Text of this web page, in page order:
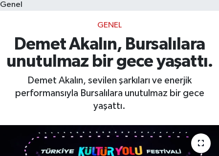
Genel
GENEL
Demet Akalın, Bursalılara
unutulmaz bir gece yaşattı.
Demet Akalın, sevilen şarkıları ve enerjik
performansıyla Bursalılara unutulmaz bir gece
yaşattı.
Kültür & Sanat
Teknoloji
Bilim
Bilim, Teknoloji